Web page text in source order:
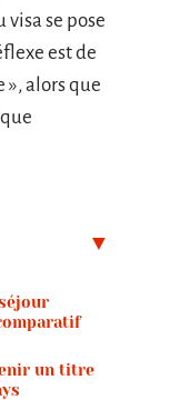
visa se pose
est de
», alors que
un titre